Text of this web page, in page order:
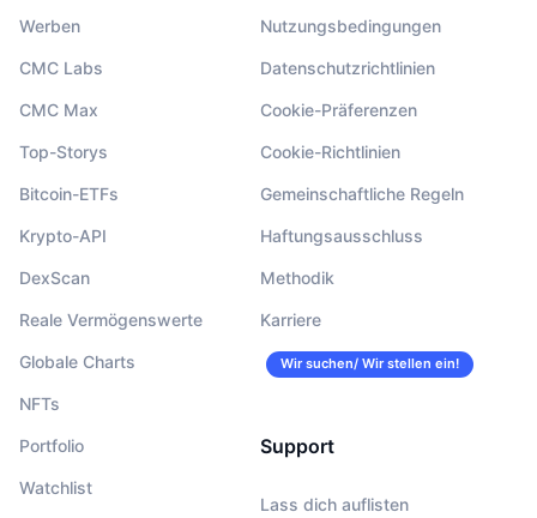
Werben
CMC Labs
CMC Max
Top-Storys
Bitcoin-ETFs
Krypto-API
DexScan
Reale Vermögenswerte
Globale Charts
NFTs
Portfolio
Watchlist
Nutzungsbedingungen
Datenschutzrichtlinien
Cookie-Präferenzen
Cookie-Richtlinien
Gemeinschaftliche Regeln
Haftungsausschluss
Methodik
Karriere
Wir suchen/ Wir stellen ein!
Support
Lass dich auflisten